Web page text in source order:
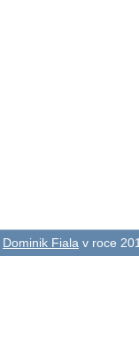
Dominik Fiala v roce